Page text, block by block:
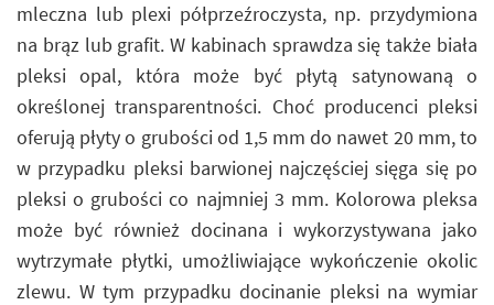
mleczna lub plexi półprzeźroczysta, np. przydymiona
na brąz lub grafit. W kabinach sprawdza się także biała
pleksi opal, która może być płytą satynowaną o
określonej transparentności. Choć producenci pleksi
oferują płyty o grubości od 1,5 mm do nawet 20 mm, to
w przypadku pleksi barwionej najczęściej sięga się po
pleksi o grubości co najmniej 3 mm. Kolorowa pleksa
może być również docinana i wykorzystywana jako
wytrzymałe płytki, umożliwiające wykończenie okolic
zlewu. W tym przypadku docinanie pleksi na wymiar